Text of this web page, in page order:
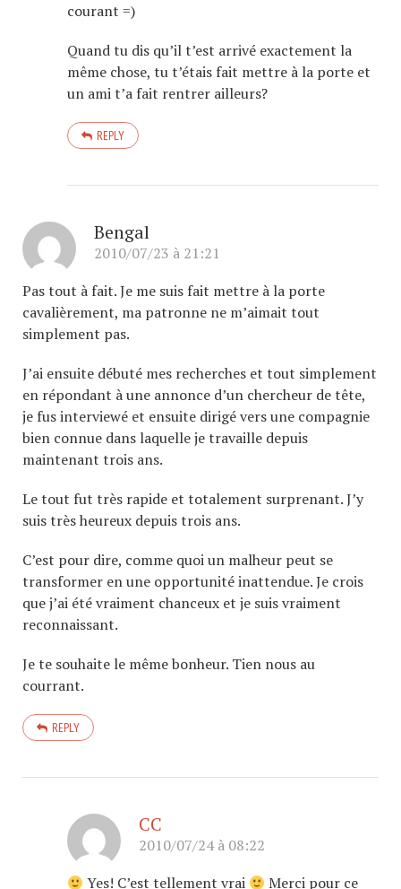
courant =)
Quand tu dis qu’il t’est arrivé exactement la
même chose, tu t’étais fait mettre à la porte et
un ami t’a fait rentrer ailleurs?
REPLY
Bengal
2010/07/23 à 21:21
Pas tout à fait. Je me suis fait mettre à la porte
cavalièrement, ma patronne ne m’aimait tout
simplement pas.
J’ai ensuite débuté mes recherches et tout simplement
en répondant à une annonce d’un chercheur de tête,
je fus interviewé et ensuite dirigé vers une compagnie
bien connue dans laquelle je travaille depuis
maintenant trois ans.
Le tout fut très rapide et totalement surprenant. J’y
suis très heureux depuis trois ans.
C’est pour dire, comme quoi un malheur peut se
transformer en une opportunité inattendue. Je crois
que j’ai été vraiment chanceux et je suis vraiment
reconnaissant.
Je te souhaite le même bonheur. Tien nous au
courrant.
REPLY
CC
2010/07/24 à 08:22
Yes! C’est tellement vrai
Merci pour ce